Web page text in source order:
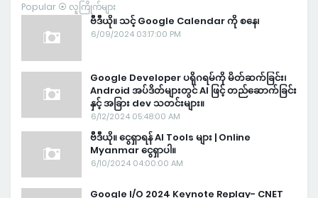
Popular ⦿ လူကြိုက်များ
ဗီဒီယို။ သင့် Google Calendar ကို စနေ၊
6/09/2024 03:17:00 PM
Google Developer ပရိုဂရမ်ကို မိတ်ဆက်ခြင်း၊
Android အပ်ဒိတ်များတွင် AI ဖြင့် တည်ဆောက်ခြင်း
နှင့် အခြား dev သတင်းများ။
6/12/2024 05:48:00 AM
ဗီဒီယို။ ငွေရှာရန် AI Tools များ | Online
Myanmar ငွေရှာပါ။
6/10/2024 04:00:00 AM
Google I/O 2024 Keynote Replay- CNET